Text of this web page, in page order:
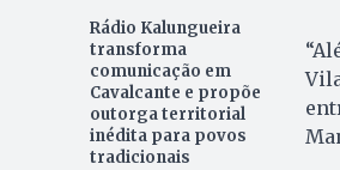
Rádio Kalungueira
transforma
comunicação em
Cavalcante e propõe
outorga territorial
inédita para povos
tradicionais